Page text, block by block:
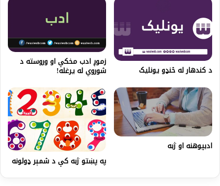
د کندهار له څنډو يونليک
زموږ ادب مخکې او وروسته د
شوروي له یرغله!
ادبپوهنه او ژبه
په پښتو ژبه کې د شمېر ډولونه